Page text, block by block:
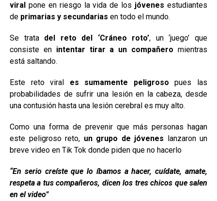
viral pone en riesgo la vida de los jóvenesestudiantes
de primarias y secundarias en todo el mundo.
Se trata del reto del ‘Cráneo roto’, un ‘juego’ que
consiste enintentar tirar a un compañero mientras
está saltando.
Este reto viral es sumamente peligroso pues las
probabilidades de sufrir una lesión en la cabeza, desde
una contusión hasta una lesión cerebral es muy alto.
Como una forma de prevenir que más personas hagan
este peligroso reto, un grupo de jóvenes lanzaron un
breve video en Tik Tok donde piden que no hacerlo
“En serio creíste que lo íbamos a hacer, cuídate, amate,
respeta a tus compañeros, dicen los tres chicos que salen
en el video”